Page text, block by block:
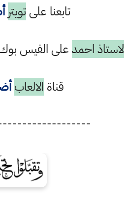
تابعنا علىتويتر
احمدعلى الفيس
قناة الالعاب